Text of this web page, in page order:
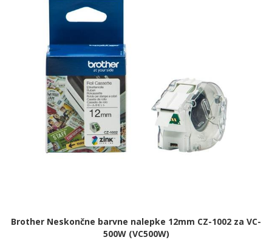
Brother Neskončne barvne nalepke 12mm CZ-1002 za VC-
500W (VC500W)